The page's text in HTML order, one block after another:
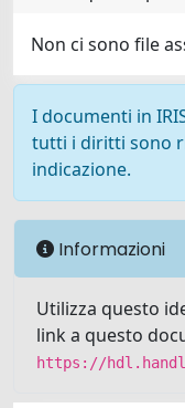
Non ci sono file
I documenti in
tutti i diritti sono
indicazione.
Informazioni
Utilizza questo
link a questo
https://